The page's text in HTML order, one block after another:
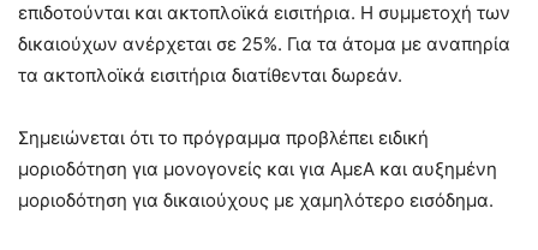
επιδοτούνται και ακτοπλοϊκά εισιτήρια. Η συμμετοχή των
δικαιούχων ανέρχεται σε 25%. Για τα άτομα με αναπηρία
τα ακτοπλοϊκά εισιτήρια διατίθενται δωρεάν.
Σημειώνεται ότι το πρόγραμμα προβλέπει ειδική
μοριοδότηση για μονογονείς και για ΑμεΑ και αυξημένη
μοριοδότηση για δικαιούχους με χαμηλότερο εισόδημα.